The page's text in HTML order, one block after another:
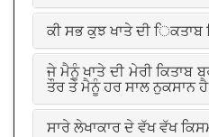
ਕੀ ਸਭ ਕੁਝ ਖਾਤੇ ਦੀ ਿਕਤਾਬ
ਜੇ ਮੈਨੂੰ ਖਾਤੇ ਦੀ ਮੇਰੀ ਕਿਤਾਬ
ਤੌਰ ਤੇ ਮੈਨੂੰ ਹਰ ਸਾਲ ਨੁਕਸਾਨ
ਸਾਰੇ ਲੇਖਾਕਾਰ ਦੇ ਵੱਖ ਵੱਖ